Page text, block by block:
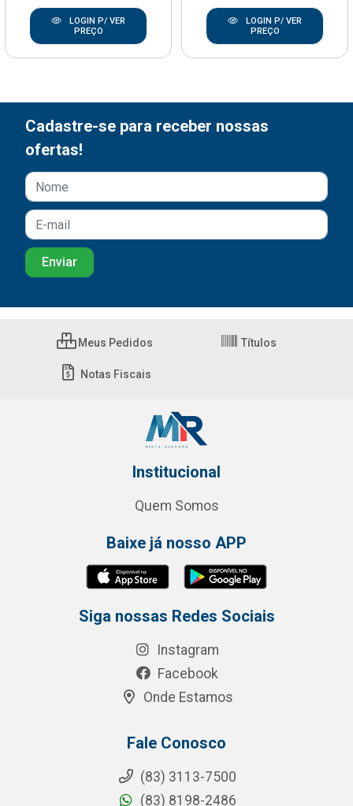
LOGIN P/ VER
PREÇO
LOGIN P/ VER
PREÇO
Cadastre-se para receber nossas
ofertas!
Meus Pedidos Títulos
Notas Fiscais
Institucional
Quem Somos
Baixe já nosso APP
Siga nossas Redes Sociais
Instagram
Facebook
Onde Estamos
Fale Conosco
(83) 3113-7500
(83) 8198-2486